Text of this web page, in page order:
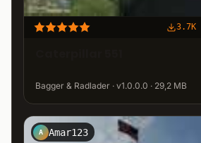
3.7K
Bagger & Radlader · v1.0.0.0 · 29,2 MB
A Amar123